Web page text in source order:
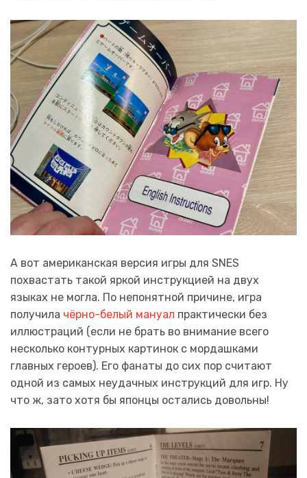
А вот американская версия игры для SNES
похвастать такой яркой инструкцией на двух
языках не могла. По непонятной причине, игра
получила чёрно-белый мануал практически без
иллюстраций (если не брать во внимание всего
несколько контурных картинок с мордашками
главных героев). Его фанаты до сих пор считают
одной из самых неудачных инструкций для игр. Ну
что ж, зато хотя бы японцы остались довольны!